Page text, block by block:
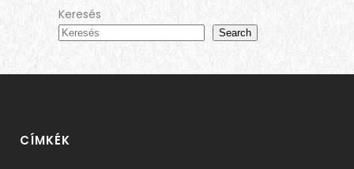
Keresés
Search
CÍMKÉK